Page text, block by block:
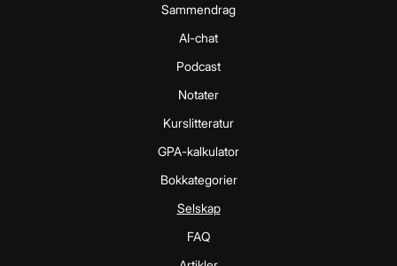
Sammendrag
AI-chat
Podcast
Notater
Kurslitteratur
GPA-kalkulator
Bokkategorier
Selskap
FAQ